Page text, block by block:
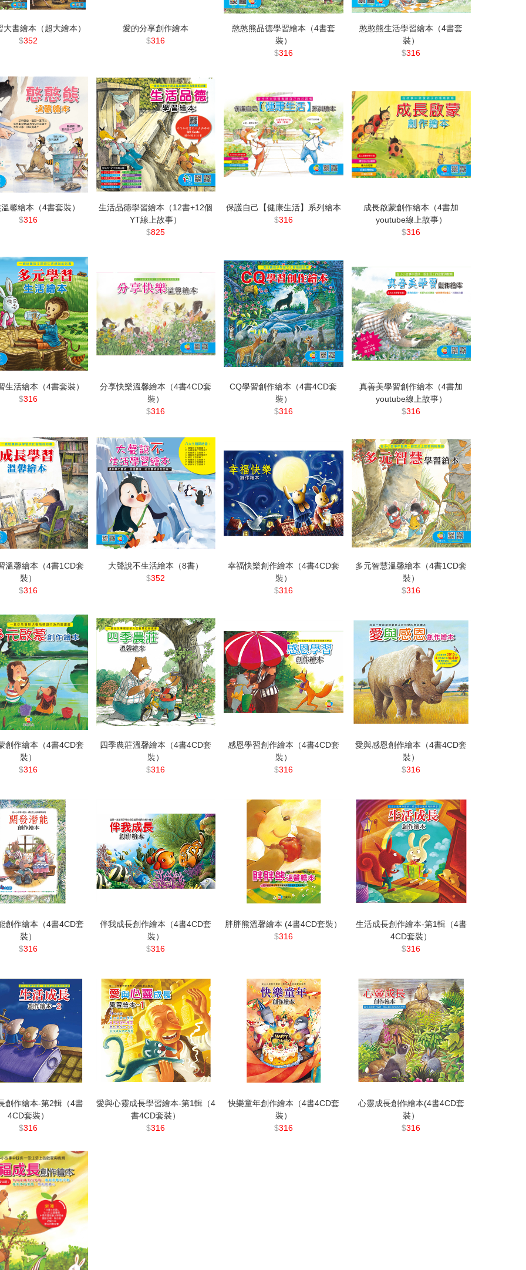
書繪本（超大繪本）
$352
愛的分享創作繪本
$316
憨憨熊品德學習繪本（4書套
裝）
$316
憨憨熊生活學習繪本（4書套
裝）
$316
馨繪本（4書套裝）
$316
生活品德學習繪本（12書+12個
YT線上故事）
$825
保護自己【健康生活】系列繪本
$316
成長啟蒙創作繪本（4書加
youtube線上故事）
$316
生活繪本（4書套裝）
$316
分享快樂溫馨繪本（4書4CD套
裝）
$316
CQ學習創作繪本（4書4CD套
裝）
$316
真善美學習創作繪本（4書加
youtube線上故事）
$316
溫馨繪本（4書1CD套
裝）
$316
大聲說不生活繪本（8書）
$352
幸福快樂創作繪本（4書4CD套
裝）
$316
多元智慧溫馨繪本（4書1CD套
裝）
$316
創作繪本（4書4CD套
裝）
$316
四季農莊溫馨繪本（4書4CD套
裝）
$316
感恩學習創作繪本（4書4CD套
裝）
$316
愛與感恩創作繪本（4書4CD套
裝）
$316
創作繪本（4書4CD套
裝）
$316
伴我成長創作繪本（4書4CD套
裝）
$316
胖胖熊溫馨繪本 (4書4CD套裝）
$316
生活成長創作繪本-第1輯（4書
4CD套裝）
$316
創作繪本-第2輯（4書
4CD套裝）
$316
愛與心靈成長學習繪本-第1輯（4
書4CD套裝）
$316
快樂童年創作繪本（4書4CD套
裝）
$316
心靈成長創作繪本(4書4CD套
裝）
$316